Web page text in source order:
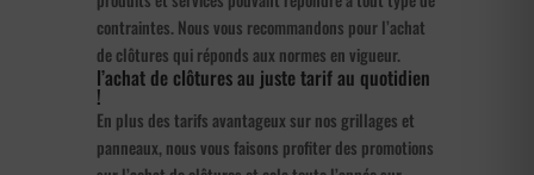
contraintes. Nous vous recommandons pour l’achat
de clôtures qui réponds aux normes en vigueur.
l’achat de clôtures au juste tarif au quotidien
!
En plus des tarifs avantageux sur nos grillages et
panneaux, nous vous faisons profiter des promotions